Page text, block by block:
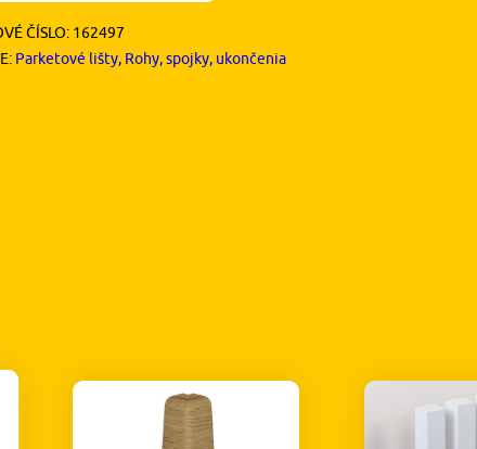
ČÍSLO: 162497
Parketové lišty, Rohy, spojky, ukončenia